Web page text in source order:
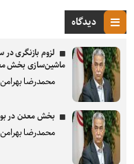
دیدگاه
لزوم بازنگری
ماشین‌سازی بخش
محمدرضا
بخش معدن در
محمدرضا